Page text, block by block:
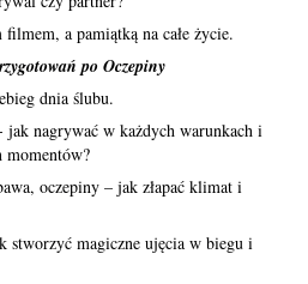
a pamiątką na całe życie.
po Oczepiny
dnia ślubu.
jak nagrywać w każdych warunkach i
momentów?
oczepiny – jak złapać klimat i
stworzyć magiczne ujęcia w biegu i